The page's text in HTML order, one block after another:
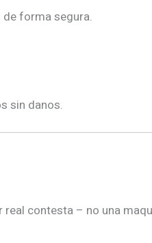
forma segura.
sin danos.
contesta – no una